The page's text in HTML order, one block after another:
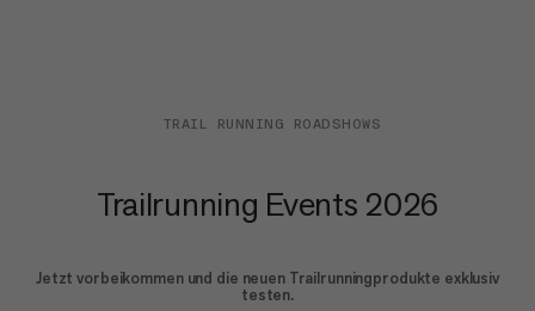
TRAIL RUNNING ROADSHOWS
Trailrunning Events 2026
Jetzt vorbeikommen und die neuen Trailrunningprodukte exklusiv
testen.